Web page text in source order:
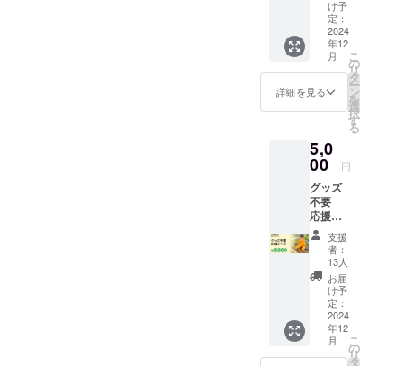
シェ
バッグ
（W450
×H430×
D150m
m）植
樹をし
ている
が大き
くプリ
ントさ
れたオ
リジナ
ルの
バッグ
です。
イラス
トは、
アニ
メー
ション
作家の
和田洋
平氏が
け予
定：
2024
年12
月
詳細を見る
こ
の
リ
タ
ー
ン
を
選
択
す
る
5,0
00 円
グッズ
不要
応援
コース
【5千
円】 ️お
礼の
メール ️
年次報
告書送
（メー
ル）※1 ️
支援
者：
13人
お届
け予
定：
2024
年12
月
こ
の
リ
タ